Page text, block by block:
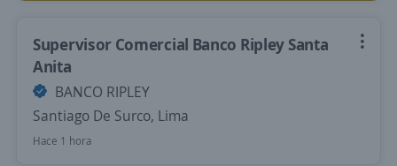
Supervisor Comercial Banco Ripley Santa
Anita
BANCO RIPLEY
Santiago De Surco, Lima
Hace 1 hora